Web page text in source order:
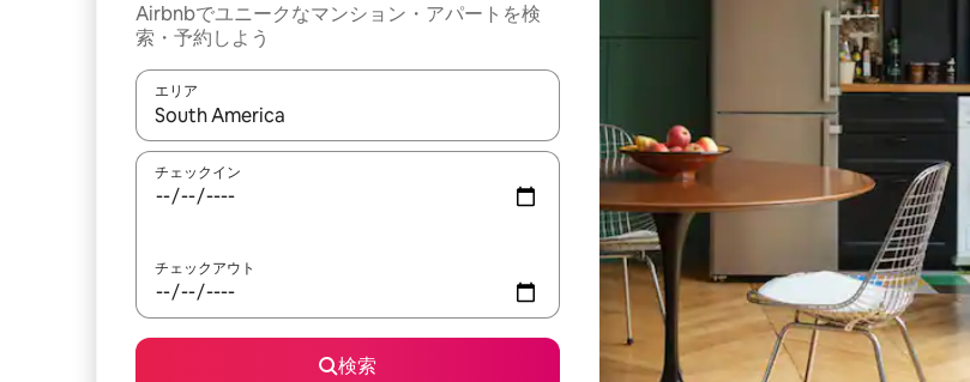
Airbnbでユニークなマンション・アパートを検
索・予約しよう
エリア
検索結果が表示されたら、上下の矢印キーを使って移動するか、画面をタッチまたはスワイプして検索結果
チェックイン
チェックアウト
検索